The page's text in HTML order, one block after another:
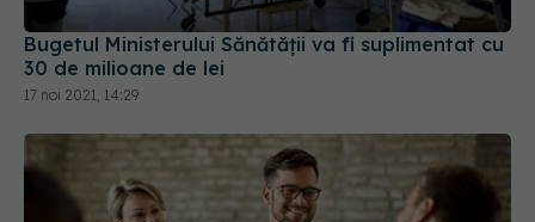
Bugetul Ministerului Sănătății va fi suplimentat cu
30 de milioane de lei
17 noi 2021, 14:29